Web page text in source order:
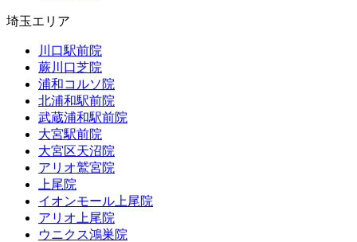
埼玉エリア
川口駅前院
蕨川口芝院
浦和コルソ院
北浦和駅前院
武蔵浦和駅前院
大宮駅前院
大宮区天沼院
アリオ鷲宮院
上尾院
イオンモール上尾院
アリオ上尾院
ウニクス鴻巣院